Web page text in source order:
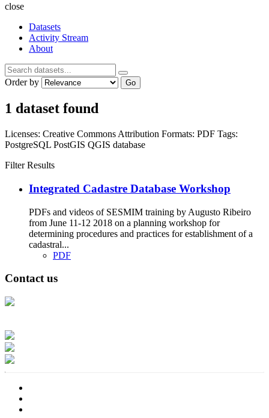
close
Datasets
Activity Stream
About
Order by Go
1 dataset found
Licenses: Creative Commons Attribution Formats: PDF Tags:
PostgreSQL PostGIS QGIS database
Filter Results
Integrated Cadastre Database Workshop
PDFs and videos of SESMIM training by Augusto Ribeiro
from June 11-12 2018 on a planning workshop for
determining procedures and practices for establishment of a
cadastral...
PDF
Contact us